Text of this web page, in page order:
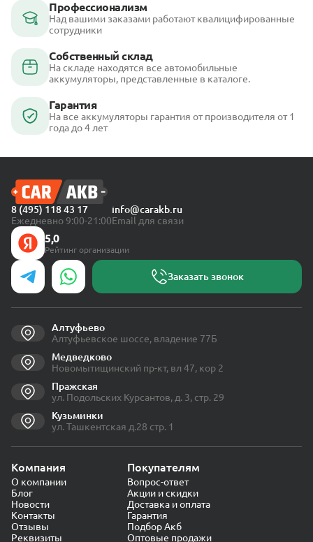
Профессионализм
Над вашими заказами работают квалицифированные
сотрудники
Собственный склад
На складе находятся все автомобильные
аккумуляторы, представленные в каталоге.
Гарантия
На все аккумуляторы гарантия от производителя от 1
года до 4 лет
8 (495) 118 43 17
Ежедневно 9:00-21:00
info@carakb.ru
Email для связи
5,0
Рейтинг организации
Заказать звонок
Алтуфьево
Алтуфьевское шоссе, владение 77Б
Медведково
Новомытищинский пр-кт, вл 47, кор 2
Пражская
ул. Подольских Курсантов, д. 3, стр. 29
Кузьминки
ул. Ташкентская д.28 стр. 1
Компания
О компании
Блог
Новости
Контакты
Отзывы
Реквизиты
Покупателям
Вопрос-ответ
Акции и скидки
Доставка и оплата
Гарантия
Подбор Акб
Оптовые продажи